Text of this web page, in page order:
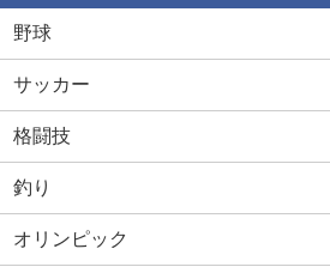
野球
サッカー
格闘技
釣り
オリンピック